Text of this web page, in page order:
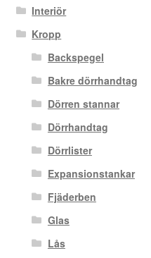
Interiör
Kropp
Backspegel
Bakre dörrhandtag
Dörren stannar
Dörrhandtag
Dörrlister
Expansionstankar
Fjäderben
Glas
Lås